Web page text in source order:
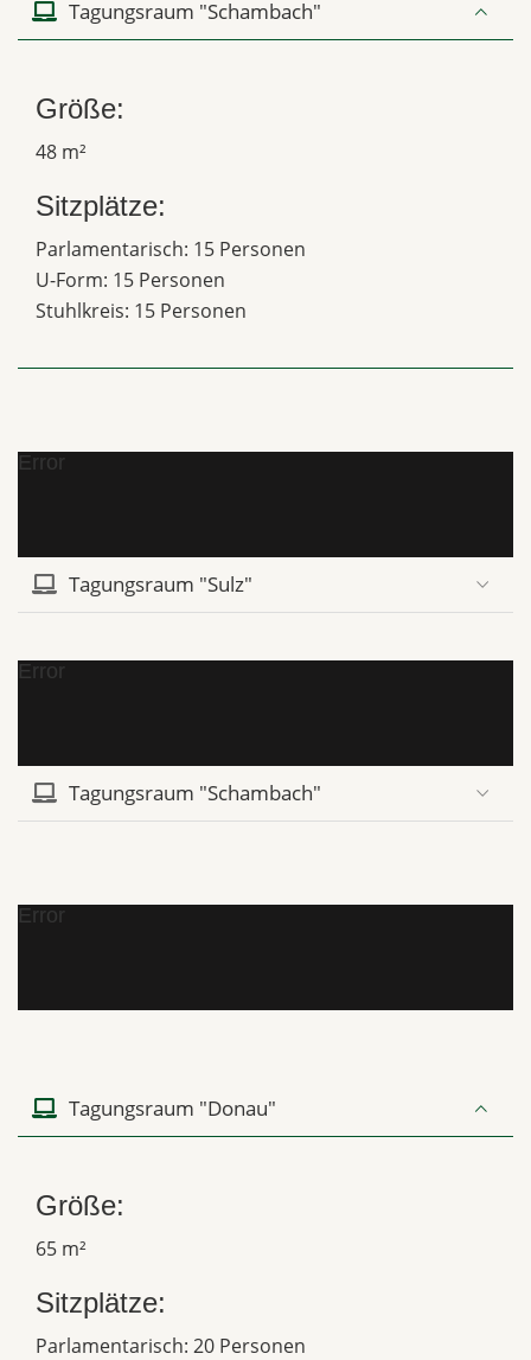
Tagungsraum "Schambach"
Größe:
48 m²
Sitzplätze:
Parlamentarisch: 15 Personen
U-Form: 15 Personen
Stuhlkreis: 15 Personen
Error
Tagungsraum "Sulz"
Error
Tagungsraum "Schambach"
Error
Tagungsraum "Donau"
Größe:
65 m²
Sitzplätze:
Parlamentarisch: 20 Personen